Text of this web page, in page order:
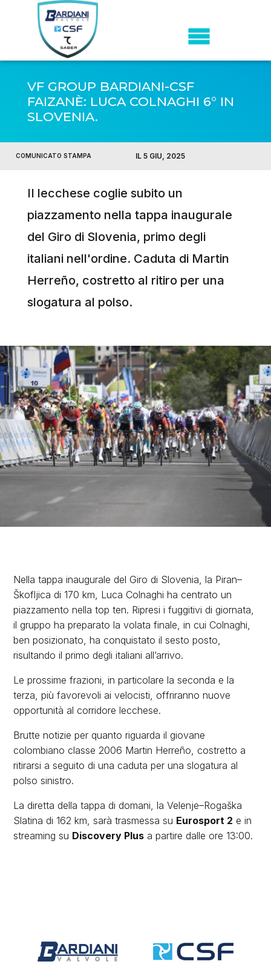
VF GROUP BARDIANI-CSF
FAIZANÈ: LUCA COLNAGHI 6° IN
SLOVENIA.
COMUNICATO STAMPA IL 5 GIU, 2025
II lecchese coglie subito un
piazzamento nella tappa inaugurale
del Giro di Slovenia, primo degli
italiani nell'ordine. Caduta di Martin
Herreño, costretto al ritiro per una
slogatura al polso.
Nella tappa inaugurale del Giro di Slovenia, la Piran–
Škofljica di 170 km, Luca Colnaghi ha centrato un
piazzamento nella top ten. Ripresi i fuggitivi di giornata,
il gruppo ha preparato la volata finale, in cui Colnaghi,
ben posizionato, ha conquistato il sesto posto,
risultando il primo degli italiani all’arrivo.
Le prossime frazioni, in particolare la seconda e la
terza, più favorevoli ai velocisti, offriranno nuove
opportunità al corridore lecchese.
Brutte notizie per quanto riguarda il giovane
colombiano classe 2006 Martin Herreño, costretto a
ritirarsi a seguito di una caduta per una slogatura al
polso sinistro.
La diretta della tappa di domani, la Velenje–Rogaška
Slatina di 162 km, sarà trasmessa su Eurosport 2 e in
streaming su Discovery Plus a partire dalle ore 13:00.